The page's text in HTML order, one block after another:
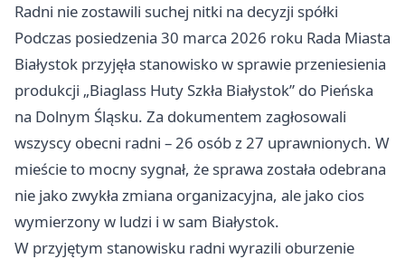
Radni nie zostawili suchej nitki na decyzji spółki
Podczas posiedzenia 30 marca 2026 roku Rada Miasta
Białystok przyjęła stanowisko w sprawie przeniesienia
produkcji „Biaglass Huty Szkła Białystok” do Pieńska
na Dolnym Śląsku. Za dokumentem zagłosowali
wszyscy obecni radni – 26 osób z 27 uprawnionych. W
mieście to mocny sygnał, że sprawa została odebrana
nie jako zwykła zmiana organizacyjna, ale jako cios
wymierzony w ludzi i w sam Białystok.
W przyjętym stanowisku radni wyrazili oburzenie